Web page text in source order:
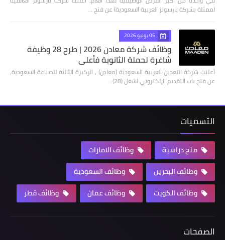
(ممثلة بشركة بارسونز العربية السعودية) عن فتح …
05 يوليو 2026
وظائف شركة معادن 2026 | طرح 28 وظيفة
شاغرة لحملة الثانوية فأعلى
أعلنت شركة التعدين العربية السعودية (معادن) ، الركيزة الثالثة للصناعة السعودية،
عن فتح باب التقديم الإلكتروني لشغل (28)…
التسميات
منح دراسية
وظائف الامارات
وظائف البحرين
وظائف السعودية
وظائف الكويت
وظائف عمان وظائف قطر
الصفحات